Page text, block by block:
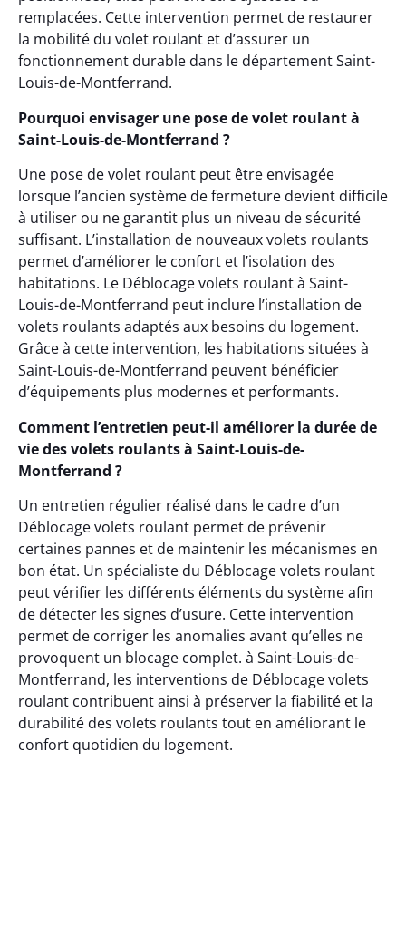
remplacées. Cette intervention permet de restaurer
la mobilité du volet roulant et d’assurer un
fonctionnement durable dans le département Saint-
Louis-de-Montferrand.
Pourquoi envisager une pose de volet roulant à
Saint-Louis-de-Montferrand ?
Une pose de volet roulant peut être envisagée
lorsque l’ancien système de fermeture devient difficile
à utiliser ou ne garantit plus un niveau de sécurité
suffisant. L’installation de nouveaux volets roulants
permet d’améliorer le confort et l’isolation des
habitations. Le Déblocage volets roulant à Saint-
Louis-de-Montferrand peut inclure l’installation de
volets roulants adaptés aux besoins du logement.
Grâce à cette intervention, les habitations situées à
Saint-Louis-de-Montferrand peuvent bénéficier
d’équipements plus modernes et performants.
Comment l’entretien peut-il améliorer la durée de
vie des volets roulants à Saint-Louis-de-
Montferrand ?
Un entretien régulier réalisé dans le cadre d’un
Déblocage volets roulant permet de prévenir
certaines pannes et de maintenir les mécanismes en
bon état. Un spécialiste du Déblocage volets roulant
peut vérifier les différents éléments du système afin
de détecter les signes d’usure. Cette intervention
permet de corriger les anomalies avant qu’elles ne
provoquent un blocage complet. à Saint-Louis-de-
Montferrand, les interventions de Déblocage volets
roulant contribuent ainsi à préserver la fiabilité et la
durabilité des volets roulants tout en améliorant le
confort quotidien du logement.